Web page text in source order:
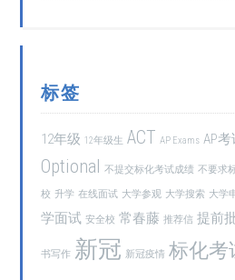
标签
12年级 12年级生 ACT AP Exams AP
Optional 不提交标化考试成绩 不要求
校 升学 在线面试 大学参观 大学搜索 大学
学面试 安全校 常春藤 推荐信 提前
书写作 新冠 新冠疫情 标化考